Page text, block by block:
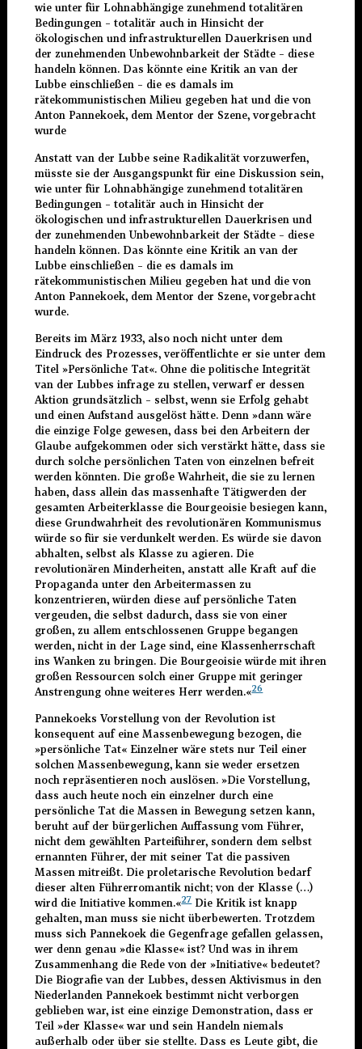
wie unter für Lohnabhängige zunehmend totalitären
Bedingungen – totalitär auch in Hinsicht der
ökologischen und infrastrukturellen Dauerkrisen und
der zunehmenden Unbewohnbarkeit der Städte – diese
handeln können. Das könnte eine Kritik an van der
Lubbe einschließen – die es damals im
rätekommunistischen Milieu gegeben hat und die von
Anton Pannekoek, dem Mentor der Szene, vorgebracht
wurde
Anstatt van der Lubbe seine Radikalität vorzuwerfen,
müsste sie der Ausgangspunkt für eine Diskussion sein,
wie unter für Lohnabhängige zunehmend totalitären
Bedingungen – totalitär auch in Hinsicht der
ökologischen und infrastrukturellen Dauerkrisen und
der zunehmenden Unbewohnbarkeit der Städte – diese
handeln können. Das könnte eine Kritik an van der
Lubbe einschließen – die es damals im
rätekommunistischen Milieu gegeben hat und die von
Anton Pannekoek, dem Mentor der Szene, vorgebracht
wurde.
Bereits im März 1933, also noch nicht unter dem
Eindruck des Prozesses, veröffentlichte er sie unter dem
Titel »Persönliche Tat«. Ohne die politische Integrität
van der Lubbes infrage zu stellen, verwarf er dessen
Aktion grundsätzlich – selbst, wenn sie Erfolg gehabt
und einen Aufstand ausgelöst hätte. Denn »dann wäre
die einzige Folge gewesen, dass bei den Arbeitern der
Glaube aufgekommen oder sich verstärkt hätte, dass sie
durch solche persönlichen Taten von einzelnen befreit
werden könnten. Die große Wahrheit, die sie zu lernen
haben, dass allein das massenhafte Tätigwerden der
gesamten Arbeiterklasse die Bourgeoisie besiegen kann,
diese Grundwahrheit des revolutionären Kommunismus
würde so für sie verdunkelt werden. Es würde sie davon
abhalten, selbst als Klasse zu agieren. Die
revolutionären Minderheiten, anstatt alle Kraft auf die
Propaganda unter den Arbeitermassen zu
konzentrieren, würden diese auf persönliche Taten
vergeuden, die selbst dadurch, dass sie von einer
großen, zu allem entschlossenen Gruppe begangen
werden, nicht in der Lage sind, eine Klassenherrschaft
ins Wanken zu bringen. Die Bourgeoisie würde mit ihren
großen Ressourcen solch einer Gruppe mit geringer
Anstrengung ohne weiteres Herr werden.«26
Pannekoeks Vorstellung von der Revolution ist
konsequent auf eine Massenbewegung bezogen, die
»persönliche Tat« Einzelner wäre stets nur Teil einer
solchen Massenbewegung, kann sie weder ersetzen
noch repräsentieren noch auslösen. »Die Vorstellung,
dass auch heute noch ein einzelner durch eine
persönliche Tat die Massen in Bewegung setzen kann,
beruht auf der bürgerlichen Auffassung vom Führer,
nicht dem gewählten Parteiführer, sondern dem selbst
ernannten Führer, der mit seiner Tat die passiven
Massen mitreißt. Die proletarische Revolution bedarf
dieser alten Führerromantik nicht; von der Klasse (…)
wird die Initiative kommen.«27Die Kritik ist knapp
gehalten, man muss sie nicht überbewerten. Trotzdem
muss sich Pannekoek die Gegenfrage gefallen gelassen,
wer denn genau »die Klasse« ist? Und was in ihrem
Zusammenhang die Rede von der »Initiative« bedeutet?
Die Biografie van der Lubbes, dessen Aktivismus in den
Niederlanden Pannekoek bestimmt nicht verborgen
geblieben war, ist eine einzige Demonstration, dass er
Teil »der Klasse« war und sein Handeln niemals
außerhalb oder über sie stellte. Dass es Leute gibt, die